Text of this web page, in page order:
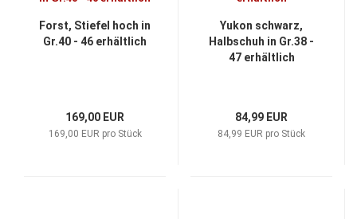
Forst, Stiefel hoch in
Gr.40 - 46 erhältlich
169,00 EUR
169,00 EUR pro Stück
Yukon schwarz,
Halbschuh in Gr.38 -
47 erhältlich
84,99 EUR
84,99 EUR pro Stück